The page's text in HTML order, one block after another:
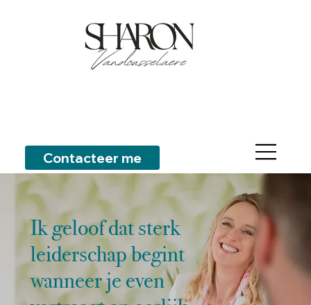
Contacteer me
Ik geloof dat sterk
leiderschap begint
wanneer je even